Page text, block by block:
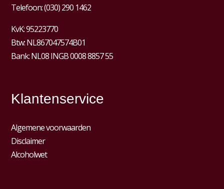
Telefoon:(030) 290 1462
KvK:95223770
Btw:NL867047574B01
Bank: NL08 INGB 0008 8857 55
Klantenservice
Algemene voorwaarden
Disclaimer
Alcoholwet